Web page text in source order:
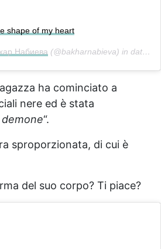
shape of my heart
Набиева (@bakharnabieva) in data:
ha cominciato a
nere ed è stata
demone“.
sproporzionata, di cui è
del suo corpo? Ti piace?